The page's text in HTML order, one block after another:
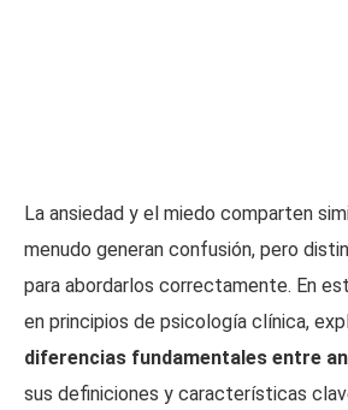
La ansiedad y el miedo comparten
menudo generan confusión, pero
para abordarlos correctamente. En
en principios de psicología clínica,
diferencias fundamentales entre
sus definiciones y características